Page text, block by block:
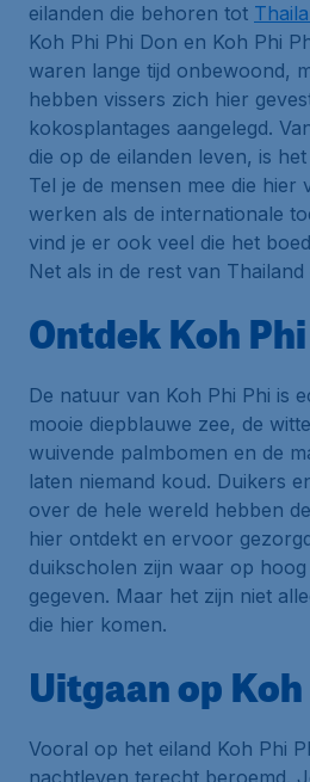
eilanden die behoren tot
Koh Phi Phi Don en Koh Phi
waren lange tijd onbewoond,
hebben vissers zich hier
kokosplantages aangelegd.
die op de eilanden leven, is
Tel je de mensen mee die hier
werken als de internationale
vind je er ook veel die het
Net als in de rest van Thailand
Ontdek Koh
De natuur van Koh Phi Phi is
mooie diepblauwe zee, de
wuivende palmbomen en de
laten niemand koud. Duikers
over de hele wereld hebben
hier ontdekt en ervoor
duikscholen zijn waar op
gegeven. Maar het zijn niet
die hier komen.
Uitgaan op
Vooral op het eiland Koh Phi
nachtleven terecht beroemd.